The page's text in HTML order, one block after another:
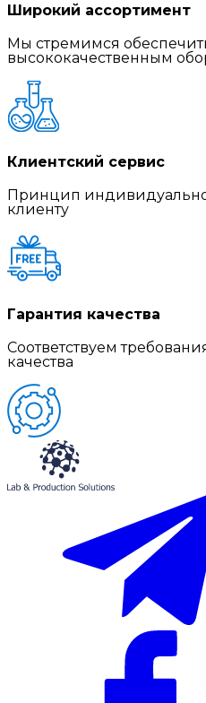
Широкий ассортимент
Мы стремимся
высококачественным
Клиентский сервис
Принцип
клиенту
Гарантия качества
Соответствуем
качества